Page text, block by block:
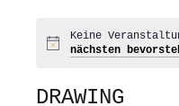
Hinweis
Keine
nächsten
DRAWING